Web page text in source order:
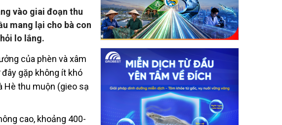
vào giai đoạn thu
mang lại cho bà con
lo lắng.
của phèn và xâm
gặp không ít khó
Hè thu muộn (gieo sạ
cao, khoảng 400-